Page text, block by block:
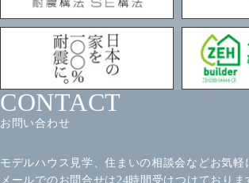
お問い合わせ
CONTACT
モデルハウス見学、住まいの相談会などお気軽
メールでのお問合せは24時間受けつけておりま